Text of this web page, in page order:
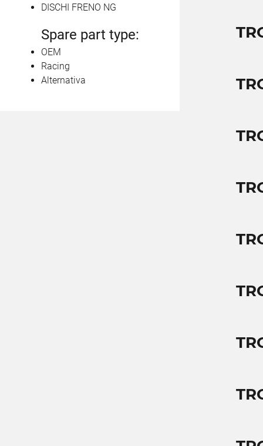
DISCHI FRENO NG
Spare part type:
OEM
Racing
Alternativa